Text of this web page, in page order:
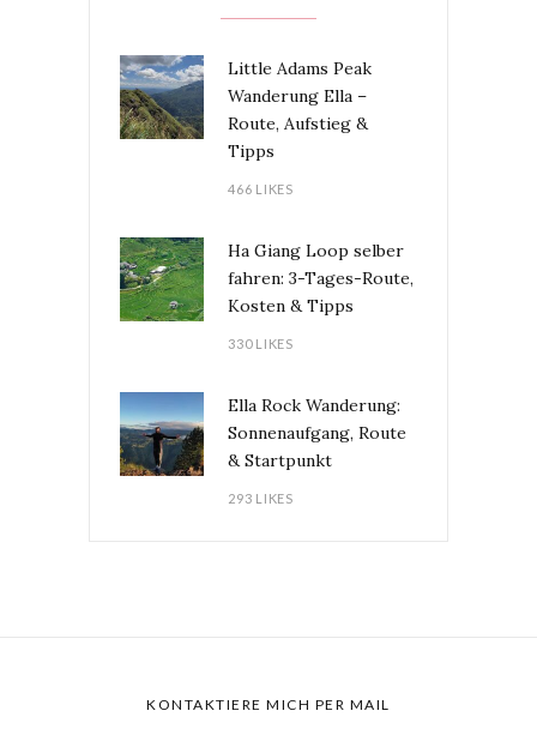
Little Adams Peak
Wanderung Ella –
Route, Aufstieg &
Tipps
466 LIKES
Ha Giang Loop selber
fahren: 3-Tages-Route,
Kosten & Tipps
330 LIKES
Ella Rock Wanderung:
Sonnenaufgang, Route
& Startpunkt
293 LIKES
KONTAKTIERE MICH PER MAIL